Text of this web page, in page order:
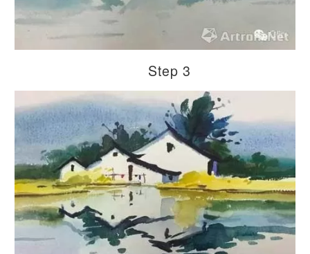
Step 3